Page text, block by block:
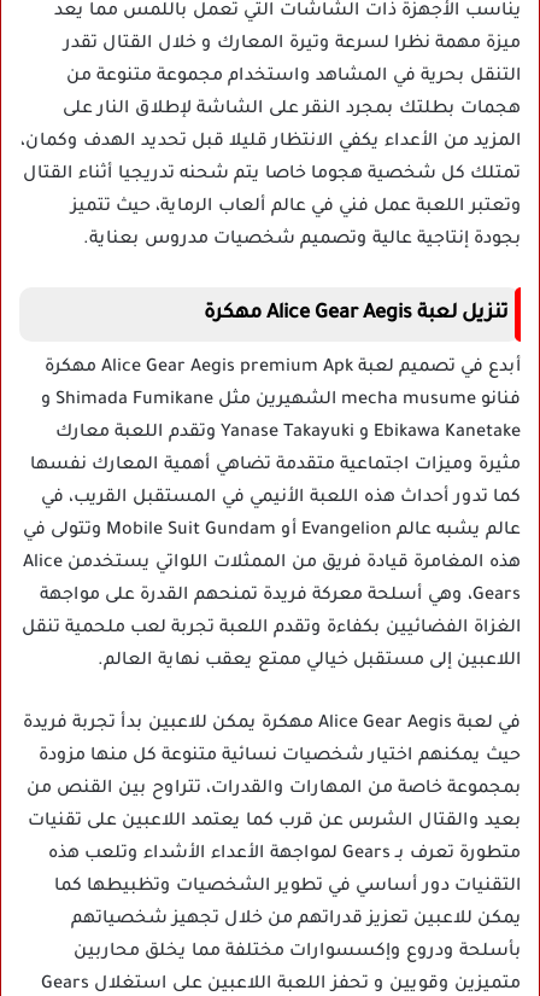
يناسب الأجهزة ذات الشاشات التي تعمل باللمس مما يعد
ميزة مهمة نظرا لسرعة وتيرة المعارك و خلال القتال تقدر
التنقل بحرية في المشاهد واستخدام مجموعة متنوعة من
هجمات بطلتك بمجرد النقر على الشاشة لإطلاق النار على
المزيد من الأعداء يكفي الانتظار قليلا قبل تحديد الهدف وكمان،
تمتلك كل شخصية هجوما خاصا يتم شحنه تدريجيا أثناء القتال
وتعتبر اللعبة عمل فني في عالم ألعاب الرماية، حيث تتميز
بجودة إنتاجية عالية وتصميم شخصيات مدروس بعناية.
تنزيل لعبة Alice Gear Aegis مهكرة
أبدع في تصميم لعبة Alice Gear Aegis premium Apk مهكرة
فنانو mecha musume الشهيرين مثل Shimada Fumikane و
Ebikawa Kanetake و Yanase Takayuki وتقدم اللعبة معارك
مثيرة وميزات اجتماعية متقدمة تضاهي أهمية المعارك نفسها
كما تدور أحداث هذه اللعبة الأنيمي في المستقبل القريب، في
عالم يشبه عالم Evangelion أو Mobile Suit Gundam وتتولى في
هذه المغامرة قيادة فريق من الممثلات اللواتي يستخدمن Alice
Gears، وهي أسلحة معركة فريدة تمنحهم القدرة على مواجهة
الغزاة الفضائيين بكفاءة وتقدم اللعبة تجربة لعب ملحمية تنقل
اللاعبين إلى مستقبل خيالي ممتع يعقب نهاية العالم.
في لعبة Alice Gear Aegis مهكرة يمكن للاعبين بدأ تجربة فريدة
حيث يمكنهم اختيار شخصيات نسائية متنوعة كل منها مزودة
بمجموعة خاصة من المهارات والقدرات، تتراوح بين القنص من
بعيد والقتال الشرس عن قرب كما يعتمد اللاعبين على تقنيات
متطورة تعرف بـ Gears لمواجهة الأعداء الأشداء وتلعب هذه
التقنيات دور أساسي في تطوير الشخصيات وتظبيطها كما
يمكن للاعبين تعزيز قدراتهم من خلال تجهيز شخصياتهم
بأسلحة ودروع وإكسسوارات مختلفة مما يخلق محاربين
متميزين وقويين و تحفز اللعبة اللاعبين على استغلال Gears